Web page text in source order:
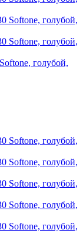
голубой,